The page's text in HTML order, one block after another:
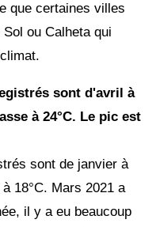
que certaines villes
ou Calheta qui
sont d'avril à
à 24°C. Le pic est
sont de janvier à
18°C. Mars 2021 a
il y a eu beaucoup